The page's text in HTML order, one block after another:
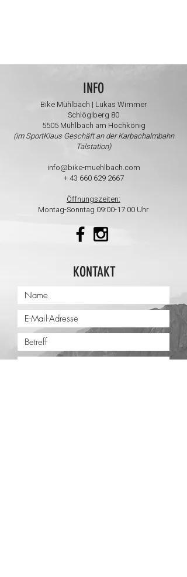
INFO
Bike Mühlbach | Lukas Wimmer
Schlöglberg 80
5505 Mühlbach am Hochkönig
(im SportKlaus Geschäft an der Karbachalmbahn
Talstation)
info@bike-muehlbach.com
+43 660 629 2667
Öffnungszeiten:
Montag-Sonntag 09:00-17:00 Uhr
KONTAKT